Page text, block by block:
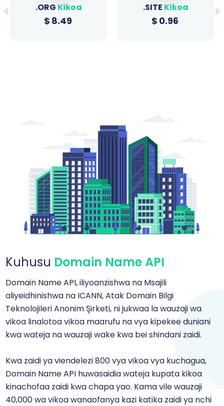
.ORG Kikoa
$ 8.49
.SITE Kikoa
$ 0.96
Kuhusu Domain Name API
Domain Name API, iliyoanzishwa na Msajili
aliyeidhinishwa na ICANN, Atak Domain Bilgi
Teknolojileri Anonim Şirketi, ni jukwaa la wauzaji wa
vikoa linalotoa vikoa maarufu na vya kipekee duniani
kwa wateja na wauzaji wake kwa bei shindani zaidi.
Kwa zaidi ya viendelezi 800 vya vikoa vya kuchagua,
Domain Name API huwasaidia wateja kupata kikoa
kinachofaa zaidi kwa chapa yao. Kama vile wauzaji
40,000 wa vikoa wanaofanya kazi katika zaidi ya nchi